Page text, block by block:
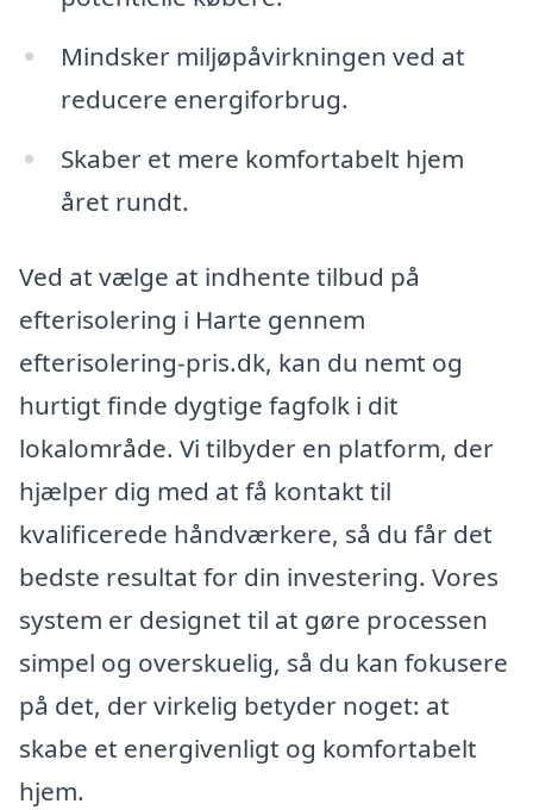
Mindsker miljøpåvirkningen ved at
reducere energiforbrug.
Skaber et mere komfortabelt hjem
året rundt.
Ved at vælge at indhente tilbud på
efterisolering i Harte gennem
efterisolering-pris.dk, kan du nemt og
hurtigt finde dygtige fagfolk i dit
lokalområde. Vi tilbyder en platform, der
hjælper dig med at få kontakt til
kvalificerede håndværkere, så du får det
bedste resultat for din investering. Vores
system er designet til at gøre processen
simpel og overskuelig, så du kan fokusere
på det, der virkelig betyder noget: at
skabe et energivenligt og komfortabelt
hjem.